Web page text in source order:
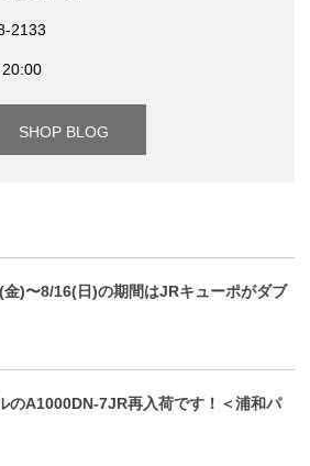
2133
SHOP BLOG
金)〜8/16(日)の期間はJRキューポがダブ
のA1000DN-7JR再入荷です！＜浦和パ